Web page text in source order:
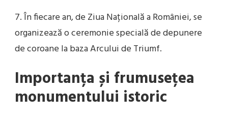
7. În fiecare an, de Ziua Națională a României, se
organizează o ceremonie specială de depunere
de coroane la baza Arcului de Triumf.
Importanța și frumusețea
monumentului istoric